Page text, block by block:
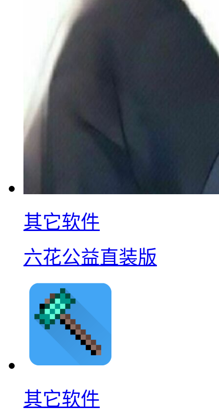
其它软件
六花公益直装版
其它软件